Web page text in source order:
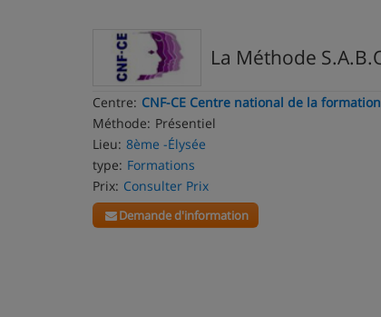
La Méthode
Centre: CNF-CE Centre national de la
Méthode: Présentiel
Lieu: 8ème -Élysée
type: Formations
Prix: Consulter Prix
Demande d'information